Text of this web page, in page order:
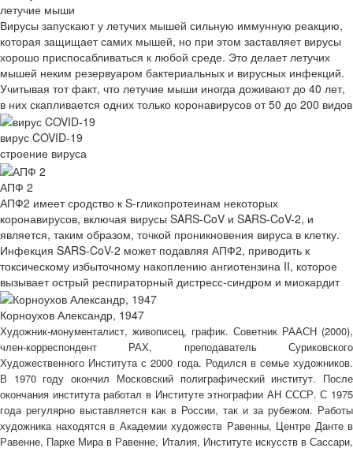
летучие мыши
Вирусы запускают у летучих мышей сильную иммунную реакцию,
которая защищает самих мышей, но при этом заставляет вирусы
хорошо приспосабливаться к любой среде. Это делает летучих
мышей неким резервуаром бактериальных и вирусных инфекций.
Учитывая тот факт, что летучие мыши иногда доживают до 40 лет,
в них скапливается одних только коронавирусов от 50 до 200 видов
вирус COVID-19
строение вируса
АПФ 2
АПФ2 имеет сродство к S-гликопротеинам некоторых
коронавирусов, включая вирусы SARS-CoV и SARS-CoV-2, и
является, таким образом, точкой проникновения вируса в клетку.
Инфекция SARS-CoV-2 может подавляя АПФ2, приводить к
токсическому избыточному накоплению ангиотензина II, которое
вызывает острый респираторный дистресс-синдром и миокардит
Корноухов Александр, 1947
Художник-монументалист, живописец, график. Советник РААСН (2000),
член-корреспондент РАХ, преподаватель Суриковского
Художественного Института с 2000 года. Родился в семье художников.
В 1970 году окончил Московский полиграфический институт. После
окончания института работал в Институте этнографии АН СССР. С 1975
года регулярно выставляется как в России, так и за рубежом. Работы
художника находятся в Академии художеств Равенны, Центре Данте в
Равенне, Парке Мира в Равенне, Италия, Институте искусств в Сассари,